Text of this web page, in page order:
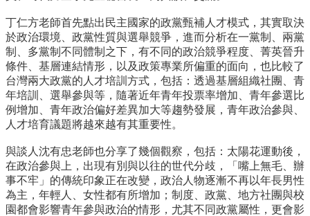
口
試
專
區
招
生
專
區
學
術
研
究
丁仁方老師首先點出民主國家的政黨甄補人才模式， 其實取決
於政治環境、政黨性質與選舉競爭，進而分析在一黨制、 兩黨
制、多黨制不同體制之下，有不同的政治競爭程度、 菁英晉升
條件、基層連結情形，以及政策專業所偏重的面向， 也比較了
台灣兩大政黨的人才培訓方式，包括：透過基層組織社團、 青
年培訓、選舉參與等，隨著近年青年投票率增加、 青年參選比
例增加、青年政治偏好差異加大等趨勢發展， 青年政治參與、
人才培育議題將越來越有其重要性。
與談人沈有忠老師也分享了幾個觀察，包括：太陽花運動後，
在政治參與上，出現有別與以往的世代分歧，「嘴上無毛、 辦
事不牢」的傳統印象正在改變， 政治人物逐漸不再以年長男性
為主，年輕人、女性都有所增加； 制度、政黨、地方社團與校
園都會影響青年參與政治的情形， 尤其不同政黨屬性，更會影